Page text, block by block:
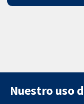
Nuestro uso